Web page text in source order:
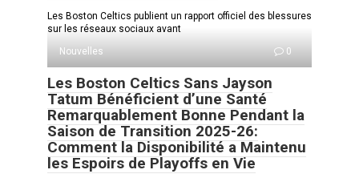
Les Boston Celtics publient un rapport officiel des blessures
sur les réseaux sociaux avant
Nouvelles
0
Les Boston Celtics Sans Jayson
Tatum Bénéficient d’une Santé
Remarquablement Bonne Pendant la
Saison de Transition 2025-26:
Comment la Disponibilité a Maintenu
les Espoirs de Playoffs en Vie